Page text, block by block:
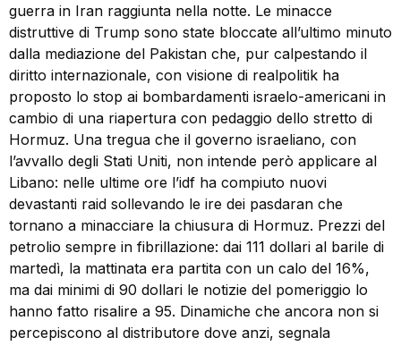
guerra in Iran raggiunta nella notte. Le minacce
distruttive di Trump sono state bloccate all’ultimo minuto
dalla mediazione del Pakistan che, pur calpestando il
diritto internazionale, con visione di realpolitik ha
proposto lo stop ai bombardamenti israelo-americani in
cambio di una riapertura con pedaggio dello stretto di
Hormuz. Una tregua che il governo israeliano, con
l’avvallo degli Stati Uniti, non intende però applicare al
Libano: nelle ultime ore l’idf ha compiuto nuovi
devastanti raid sollevando le ire dei pasdaran che
tornano a minacciare la chiusura di Hormuz. Prezzi del
petrolio sempre in fibrillazione: dai 111 dollari al barile di
martedì, la mattinata era partita con un calo del 16%,
ma dai minimi di 90 dollari le notizie del pomeriggio lo
hanno fatto risalire a 95. Dinamiche che ancora non si
percepiscono al distributore dove anzi, segnala